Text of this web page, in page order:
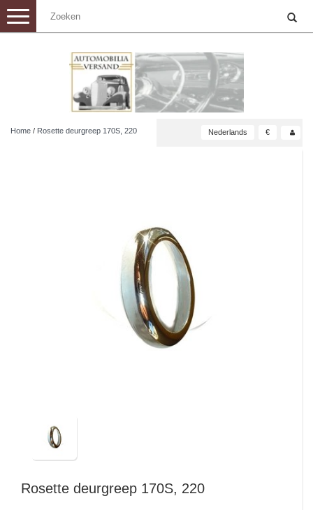
Toggle
navigation
Home / Rosette deurgreep 170S, 220 Nederlands €
Rosette deurgreep 170S, 220